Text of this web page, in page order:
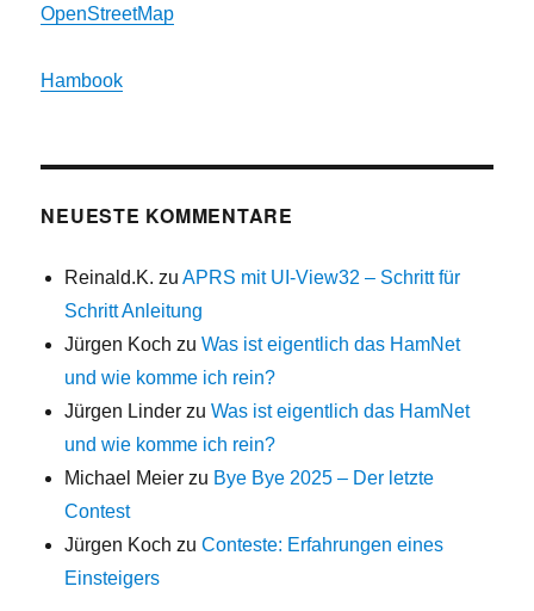
OpenStreetMap
Hambook
NEUESTE KOMMENTARE
Reinald.K. zuAPRS mit UI-View32 – Schritt für
Schritt Anleitung
Jürgen Koch zuWas ist eigentlich das HamNet
und wie komme ich rein?
Jürgen Linder zuWas ist eigentlich das HamNet
und wie komme ich rein?
Michael Meier zu Bye Bye 2025 – Der letzte
Contest
Jürgen Koch zuConteste: Erfahrungen eines
Einsteigers